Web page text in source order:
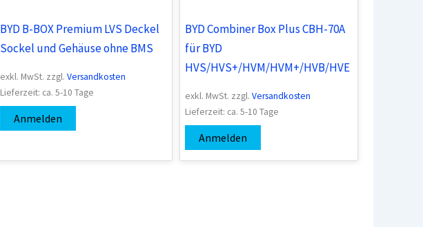
BYD B-BOX Premium LVS Deckel
Sockel und Gehäuse ohne BMS
exkl. MwSt. zzgl. Versandkosten
Lieferzeit: ca. 5-10 Tage
Anmelden
BYD Combiner Box Plus CBH-70A
für BYD
HVS/HVS+/HVM/HVM+/HVB/HVE
exkl. MwSt. zzgl.Versandkosten
Lieferzeit: ca. 5-10 Tage
Anmelden